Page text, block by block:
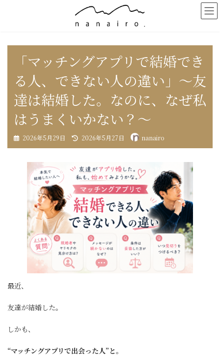
「マッチングアプリで結婚でき
る人、できない人の違い」〜友
達は結婚した。なのに、なぜ私
はうまくいかない？〜
2026年5月29日
最
日
時
:
2026年5月27日 nanairo
最近、
友達が結婚した。
しかも、
“マッチングアプリで出会った人”と。